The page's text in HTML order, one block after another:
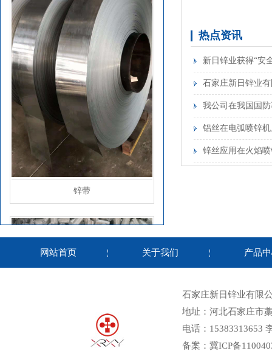
锌带
热点资讯
新日锌业获得“安
石家庄新日锌业
锌基合金项目 进
我公司在我国国
铝丝在电弧喷锌
锌丝应用在火焰
网站首页 关于我们 产品
石家庄新日锌业有限
地址：河北石家庄市
电话：15383313653
备案： 冀ICP备